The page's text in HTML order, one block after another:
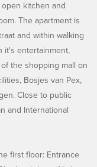
kitchen and
The apartment is
and within walking
it's entertainment,
the shopping mall on
Bosjes van Pex,
Close to public
and International
first floor: Entrance